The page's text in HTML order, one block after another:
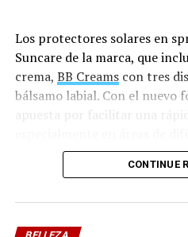
Compromiso global con la
más allá de lo comercial;
educativa y de
compromete activamente a
Los protectores solares en
Suncare de la marca, que
crema, BB Creamscon tres
bálsamo labial. Con el nuevo
apuesta por facilitar una
corporal-, para atender las
características de la piel de
CONTINUE